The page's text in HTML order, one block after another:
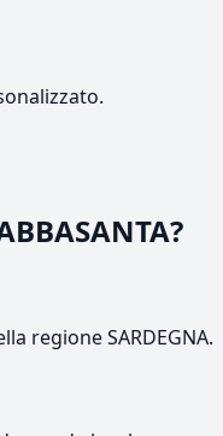
regione SARDEGNA.